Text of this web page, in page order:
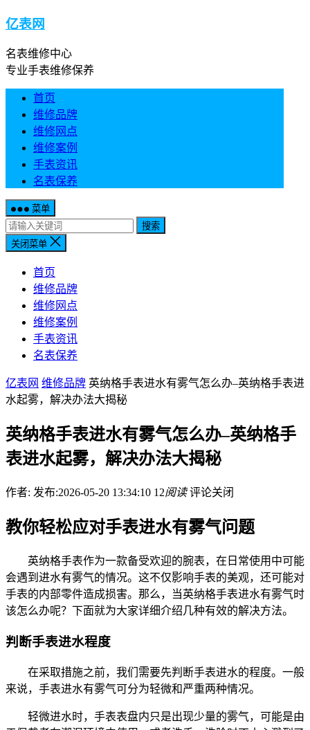
亿表网
名表维修中心
专业手表维修保养
首页
维修品牌
维修网点
维修案例
手表资讯
名表保养
菜单
搜索
关闭菜单
首页
维修品牌
维修网点
维修案例
手表资讯
名表保养
亿表网 维修品牌 英纳格手表进水有雾气怎么办–英纳格手表进
水起雾，解决办法大揭秘
英纳格手表进水有雾气怎么办–英纳格手
表进水起雾，解决办法大揭秘
作者: 发布:2026-05-20 13:34:10 12阅读 评论关闭
教你轻松应对手表进水有雾气问题
英纳格手表作为一款备受欢迎的腕表，在日常使用中可能
会遇到进水有雾气的情况。这不仅影响手表的美观，还可能对
手表的内部零件造成损害。那么，当英纳格手表进水有雾气时
该怎么办呢？下面就为大家详细介绍几种有效的解决方法。
判断手表进水程度
在采取措施之前，我们需要先判断手表进水的程度。一般
来说，手表进水有雾气可分为轻微和严重两种情况。
轻微进水时，手表表盘内只是出现少量的雾气，可能是由